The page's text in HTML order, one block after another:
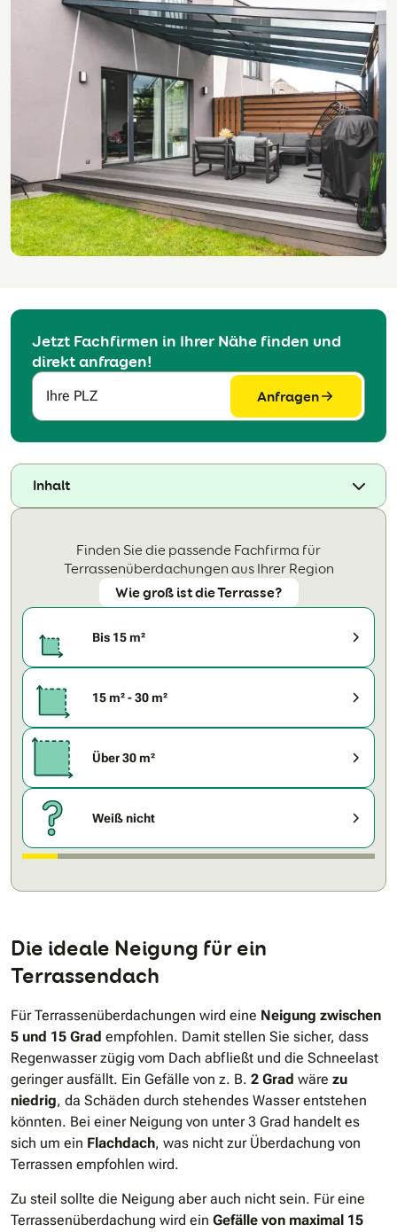
Jetzt Fachfirmen in Ihrer Nähe finden und
direkt anfragen!
Ihre PLZ Anfragen
Inhalt
Finden Sie die passende Fachfirma für
Terrassenüberdachungen aus Ihrer Region
Wie groß ist die Terrasse?
Bis 15 m²
15 m² - 30 m²
Über 30 m²
Weiß nicht
Die ideale Neigung für ein
Terrassendach
Für Terrassenüberdachungen wird eine Neigung zwischen
5 und 15 Grad empfohlen. Damit stellen Sie sicher, dass
Regenwasser zügig vom Dach abfließt und die Schneelast
geringer ausfällt. Ein Gefälle von z. B. 2 Grad wäre zu
niedrig, da Schäden durch stehendes Wasser entstehen
könnten. Bei einer Neigung von unter 3 Grad handelt es
sich um ein Flachdach, was nicht zur Überdachung von
Terrassen empfohlen wird.
Zu steil sollte die Neigung aber auch nicht sein. Für eine
Terrassenüberdachung wird ein Gefälle von maximal 15